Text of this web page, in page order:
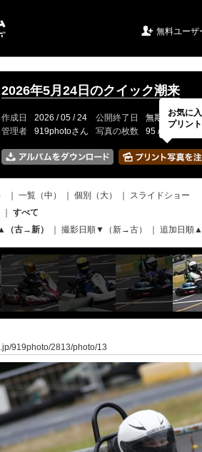
 無料ユーザ
2026年5月24日のクイック潮来
作成日 2026 / 05 / 24 公開終了日 無期限
管理者
919photoさん 写真の枚数 95 / 2000枚
一覧（中） 個別（大）
スライドショー
すべて
（古→新）
撮影日順▼（新→古） 追加日順
919photo/2813/photo/13
お気に
プリン